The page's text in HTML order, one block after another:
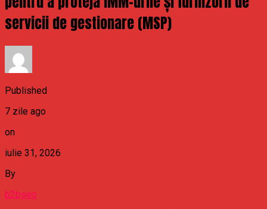
servicii de gestionare (MSP)
Published
7 zile ago
on
iulie 31, 2026
By
b2bseo